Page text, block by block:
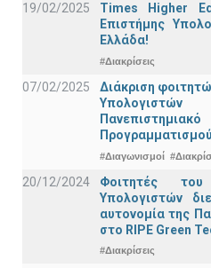
19/02/2025
Times Higher
Επιστήμης
Ελλάδα!
#Διακρίσεις
07/02/2025
Διάκριση
#Διαγωνισμοί
20/12/2024
Φοιτητές
Υπολογιστών
αυτονομία της
στο RIPE Green
#Διακρίσεις